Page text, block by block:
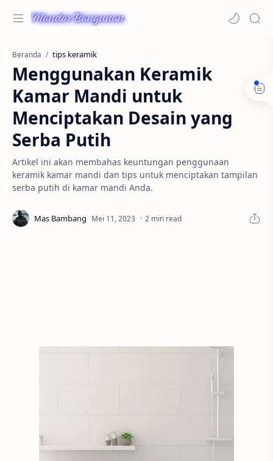
Beranda tips keramik
Menggunakan Keramik
Kamar Mandi untuk
Menciptakan Desain yang
Serba Putih
Artikel ini akan membahas keuntungan penggunaan
keramik kamar mandi dan tips untuk menciptakan tampilan
serba putih di kamar mandi Anda.
2 min read